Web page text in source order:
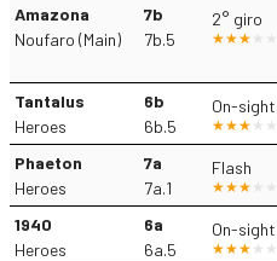
Amazona
Noufaro (Main)
7b
7b.5
2° giro
Tantalus
Heroes
6b
6b.5
On-sight
Phaeton
Heroes
7a
7a.1
Flash
1940
Heroes
6a
6a.5
On-sight